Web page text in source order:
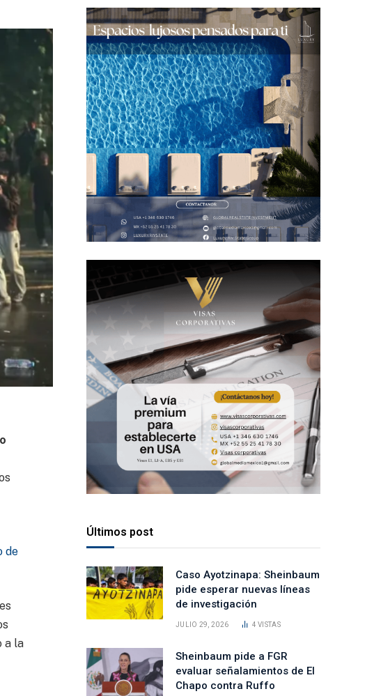
de
a la
Últimos post
Caso Ayotzinapa: Sheinbaum
pide esperar nuevas líneas
de investigación
JULIO 29, 2026 4VISTAS
Sheinbaum pide a FGR
evaluar señalamientos de El
Chapo contra Ruffo